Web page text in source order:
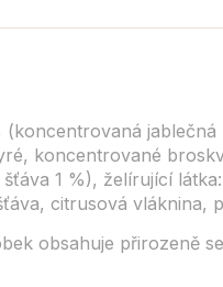
jablečná
koncentrované
1 %), želírující
citrusová vláknina,
obsahuje přirozeně